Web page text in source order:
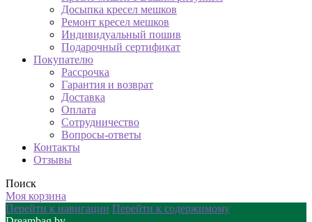
Досыпка кресел мешков
Ремонт кресел мешков
Индивидуальный пошив
Подарочный сертификат
Покупателю
Рассрочка
Гарантия и возврат
Доставка
Оплата
Сотрудничество
Вопросы-ответы
Контакты
Отзывы
Поиск
Моя корзина
Перейти к навигации Перейти к содержимому